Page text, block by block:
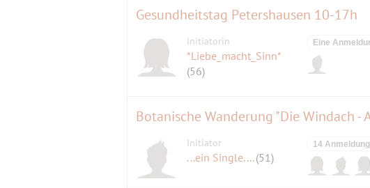
Gesundheitstag Petershausen 10-17h
Initiatorin
*Liebe_macht_Sinn*
(56)
Eine
Botanische Wanderung "Die Windach
Initiator
...ein Single....(51)
14